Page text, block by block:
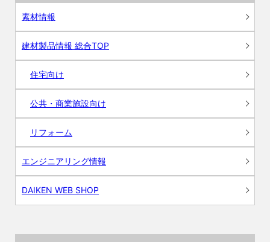
素材情報
建材製品情報 総合TOP
住宅向け
公共・商業施設向け
リフォーム
エンジニアリング情報
DAIKEN WEB SHOP